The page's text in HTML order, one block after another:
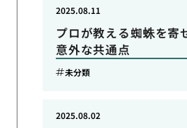
プロが教える蜘蛛を寄
意外な共通点
2025.08.11
未分類
2025.08.02